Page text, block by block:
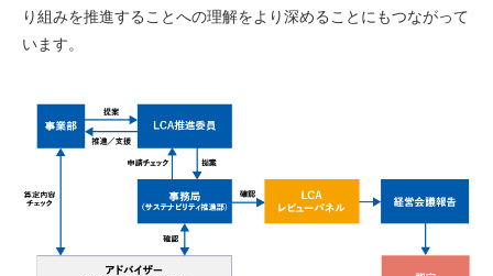
り組みを推進することへの理解をより深めることにもつながって
います。